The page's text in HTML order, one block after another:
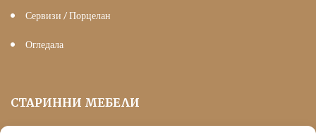
Сервизи / Порцелан
Огледала
СТАРИННИ МЕБЕЛИ